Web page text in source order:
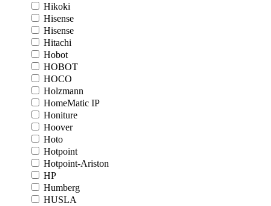
Hikoki
Hisense
Hisense
Hitachi
Hobot
HOBOT
HOCO
Holzmann
HomeMatic IP
Honiture
Hoover
Hoto
Hotpoint
Hotpoint-Ariston
HP
Humberg
HUSLA